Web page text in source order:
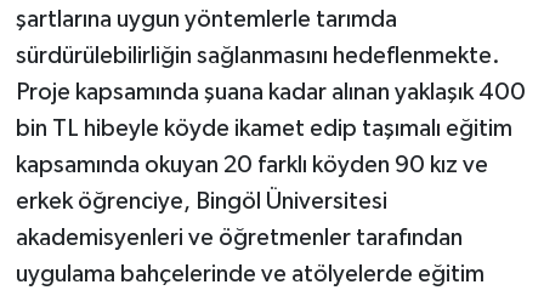
şartlarına uygun yöntemlerle tarımda
sürdürülebilirliğin sağlanmasını hedeflenmekte.
Proje kapsamında şuana kadar alınan yaklaşık 400
bin TL hibeyle köyde ikamet edip taşımalı eğitim
kapsamında okuyan 20 farklı köyden 90 kız ve
erkek öğrenciye, Bingöl Üniversitesi
akademisyenleri ve öğretmenler tarafından
uygulama bahçelerinde ve atölyelerde eğitim